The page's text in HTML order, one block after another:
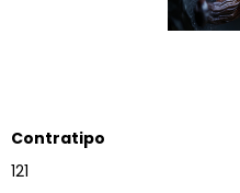
Contratipo
121